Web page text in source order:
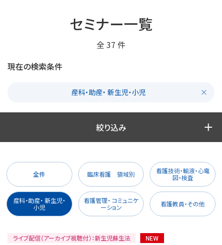
セミナー一覧
全 37 件
現在の検索条件
産科・助産・ 新生児・小児
絞り込み
全件 臨床看護 領域別
看護技術・輸液・心電
図・検査
産科・助産・ 新生児・
小児
看護管理・ コミュニケ
ーション
看護教員・その他
ライブ配信（アーカイブ視聴付）：新生児蘇生法 NEW